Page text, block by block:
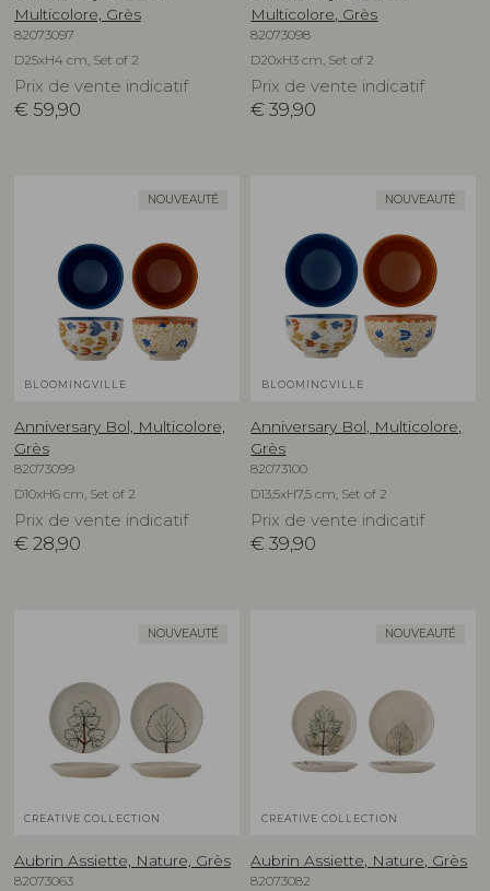
Multicolore, Grès
82073097
D25xH4 cm, Set of 2
Prix de vente indicatif
€ 59,90
Multicolore, Grès
82073098
D20xH3 cm, Set of 2
Prix de vente indicatif
€ 39,90
NOUVEAUTÉ
BLOOMINGVILLE
Anniversary Bol, Multicolore,
Grès
82073099
D10xH6 cm, Set of 2
Prix de vente indicatif
€ 28,90
NOUVEAUTÉ
BLOOMINGVILLE
Anniversary Bol, Multicolore,
Grès
82073100
D13,5xH7,5 cm, Set of 2
Prix de vente indicatif
€ 39,90
NOUVEAUTÉ
CREATIVE COLLECTION
Aubrin Assiette, Nature, Grès
82073063
NOUVEAUTÉ
CREATIVE COLLECTION
Aubrin Assiette, Nature, Grès
82073082